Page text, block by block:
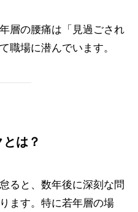
層の腰痛は「見過ごされ
職場に潜んでいます。
は？
ると、数年後に深刻な問
ます。特に若年層の場